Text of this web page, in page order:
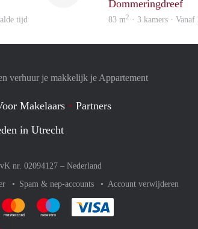
tijd
Dommeringdreef
83 m2 · 3 kamers ·
verhuur je makkelijk je Appartement
Makelaars
Partners
in Utrecht
nr. 02094127 – Nederland
Spam & nep-accounts Account verwijderen
rekent gemakkelijk af met Paypal
Je rekent gemakkelijk af met Mastercard
Je rekent gemakkelijk af met Meastro